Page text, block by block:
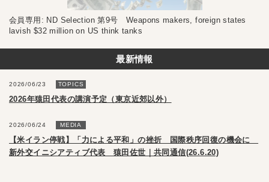
会員専用: ND Selection 第9号 Weapons makers, foreign states
lavish $32 million on US think tanks
最新情報
2026/06/23 TOPICS
2026年猿田代表の講演予定（東京近郊以外）
2026/06/24 MEDIA
【米イラン停戦】「力による平和」の挫折 国際秩序回復の機会に
新外交イニシアティブ代表 猿田佐世｜共同通信(26.6.20)